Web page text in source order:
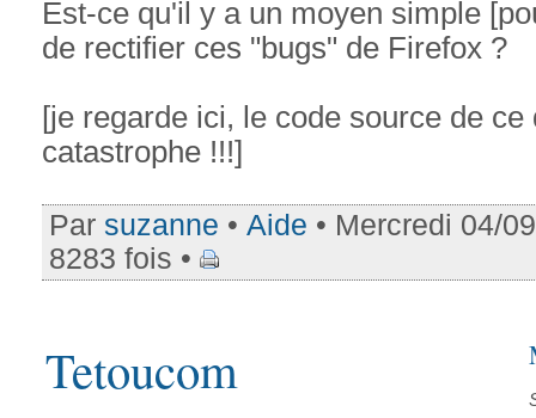
Est-ce qu'il y a un moyen simple
de rectifier ces "bugs" de Firefox ?
[je regarde ici, le code source de
catastrophe !!!]
Par suzanne • Aide • Mercredi 04/
8283 fois •
Tetoucom